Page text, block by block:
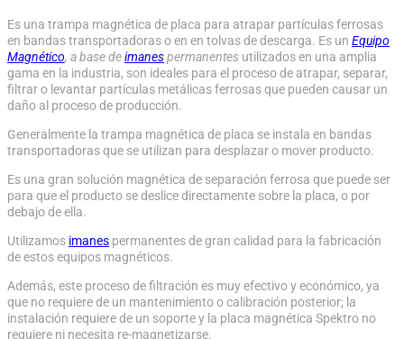
Es una trampa magnética de placa para atrapar partículas ferrosas
en bandas transportadoras o en en tolvas de descarga. Es un Equipo
Magnético, a base deimanespermanentes utilizados en una amplia
gama en la industria, son ideales para el proceso de atrapar, separar,
filtrar o levantar partículas metálicas ferrosas que pueden causar un
daño al proceso de producción.
Generalmente la trampa magnética de placa se instala en bandas
transportadoras que se utilizan para desplazar o mover producto.
Es una gran solución magnética de separación ferrosa que puede ser
para que el producto se deslice directamente sobre la placa, o por
debajo de ella.
Utilizamos imanes permanentes de gran calidad para la fabricación
de estos equipos magnéticos.
Además, este proceso de filtración es muy efectivo y económico, ya
que no requiere de un mantenimiento o calibración posterior; la
instalación requiere de un soporte y la placa magnética Spektro no
requiere ni necesita re-magnetizarse.